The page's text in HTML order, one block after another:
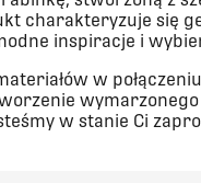
charakteryzuje się
inspiracje i
w
w stanie Ci